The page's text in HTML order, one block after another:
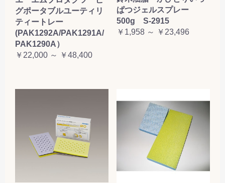
グポータブルユーティリ
ティートレー
(PAK1292A/PAK1291A/
PAK1290A）
￥22,000 ～ ￥48,400
ぱつジェルスプレー
500g S-2915
￥1,958 ～ ￥23,496